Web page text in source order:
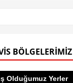
BÖLGELERIMIZ
Olduğumuz Yerler